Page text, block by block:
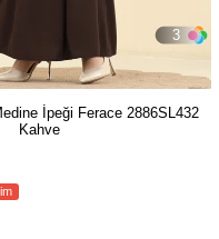
3
İpeği Ferace 2886SL432
Kahve